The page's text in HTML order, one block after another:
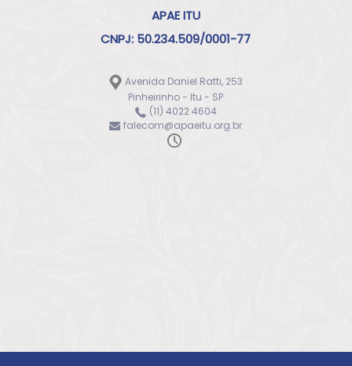
APAE ITU
CNPJ: 50.234.509/0001-77
Avenida Daniel Ratti, 253
Pinheirinho - Itu - SP
(11) 4022 4604
falecom@apaeitu.org.br